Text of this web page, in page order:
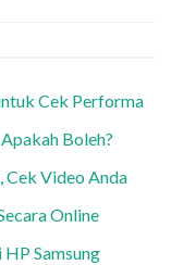
Cek Performa
Boleh?
Cek Video Anda
Online
Samsung